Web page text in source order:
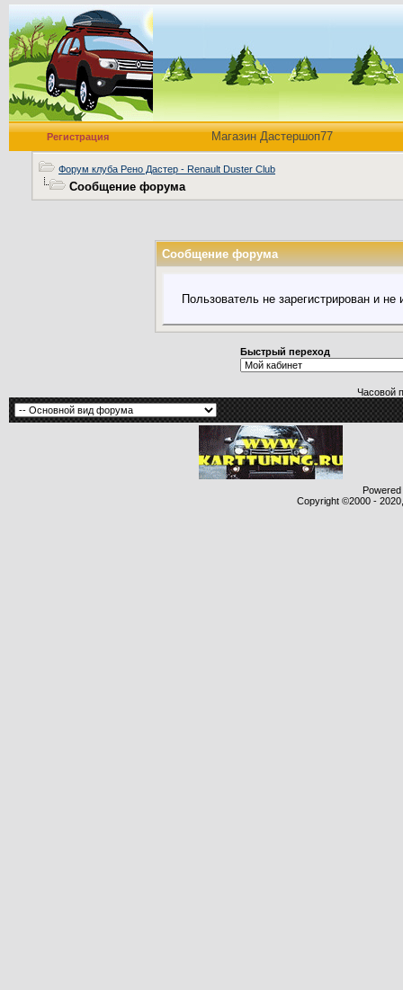
Регистрация Магазин Дастершоп77
Форум клуба Рено Дастер - Renault Duster Club
Сообщение форума
Сообщение форума
Пользователь не зарегистрирован и
Быстрый переход
Часовой
Copyright ©2000 -